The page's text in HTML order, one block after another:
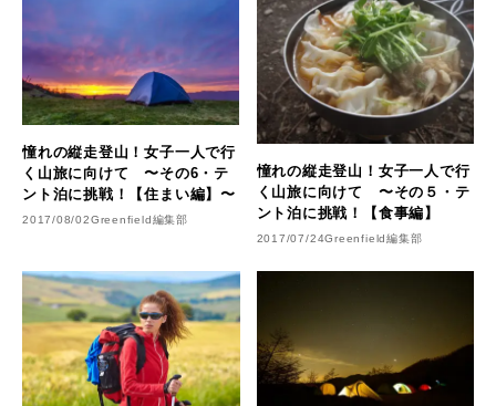
憧れの縦走登山！女子一人で行
く山旅に向けて 〜その6・テ
ント泊に挑戦！【住まい編】〜
2017/08/02Greenfield編集部
憧れの縦走登山！女子一人で行
く山旅に向けて 〜その５・テ
ント泊に挑戦！【食事編】
2017/07/24Greenfield編集部